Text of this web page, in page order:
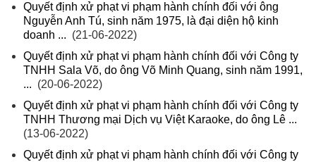
Quyết định xử phạt vi phạm hành chính đối với ông
Nguyễn Anh Tú, sinh năm 1975, là đại diện hộ kinh
doanh ... (21-06-2022)
Quyết định xử phạt vi phạm hành chính đối với Công ty
TNHH Sala Võ, do ông Võ Minh Quang, sinh năm 1991,
... (20-06-2022)
Quyết định xử phạt vi phạm hành chính đối với Công ty
TNHH Thương mại Dịch vụ Việt Karaoke, do ông Lê ...
(13-06-2022)
Quyết định xử phạt vi phạm hành chính đối với Công ty